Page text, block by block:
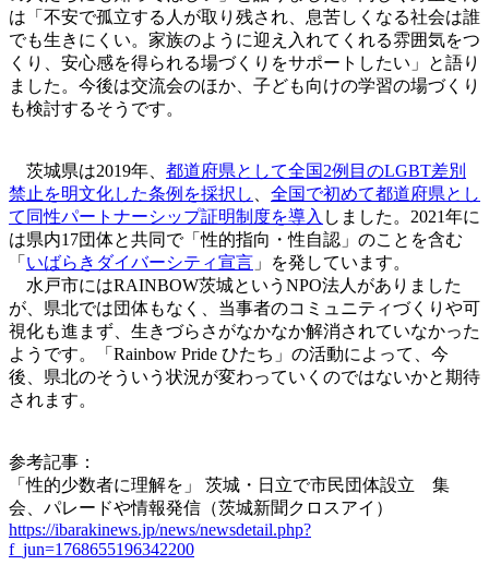
は「不安で孤立する人が取り残され、息苦しくなる社会は誰
でも生きにくい。家族のように迎え入れてくれる雰囲気をつ
くり、安心感を得られる場づくりをサポートしたい」と語り
ました。今後は交流会のほか、子ども向けの学習の場づくり
も検討するそうです。
茨城県は2019年、 都道府県として全国2例目のLGBT差別
禁止を明文化した条例を採択し
全国で初めて都道府県とし
て同性パートナーシップ証明制度を導入 しました。2021年に
は県内17団体と共同で「性的指向・性自認」のことを含む
「 いばらきダイバーシティ宣言 」を発しています。
水戸市にはRAINBOW茨城というNPO法人がありました
が、県北では団体もなく、当事者のコミュニティづくりや可
視化も進まず、生きづらさがなかなか解消されていなかった
ようです。「Rainbow Pride ひたち」の活動によって、今
後、県北のそういう状況が変わっていくのではないかと期待
されます。
参考記事：
「性的少数者に理解を」 茨城・日立で市民団体設立 集
会、パレードや情報発信（茨城新聞クロスアイ）
https://ibarakinews.jp/news/newsdetail.php?
f_jun=1768655196342200